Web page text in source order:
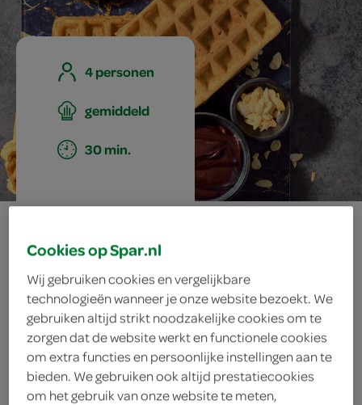
4 personen
gemiddeld
30 min.
wafels met
topping
ingrediënten
Cookies op Spar.nl
Wij gebruiken cookies en vergelijkbare
technologieën wanneer je onze website bezoekt. We
gebruiken altijd strikt noodzakelijke cookies om te
zorgen dat de website werkt en functionele cookies
om extra functies en persoonlijke instellingen aan te
bieden. We gebruiken ook altijd prestatiecookies
om het gebruik van onze website te meten,